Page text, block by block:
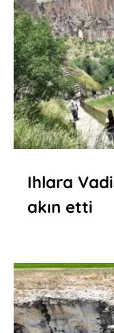
Ihlara
akın etti